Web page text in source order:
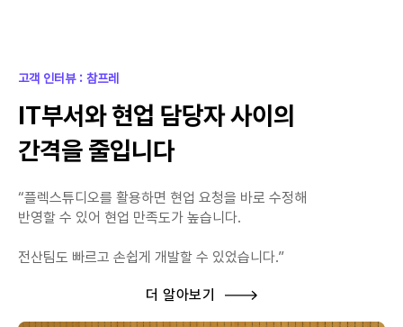
고객 인터뷰 : 참프레
IT부서와 현업 담당자 사이의
간격을 줄입니다
“플렉스튜디오를 활용하면 현업 요청을 바로 수정해
반영할 수 있어 현업 만족도가 높습니다.
전산팀도 빠르고 손쉽게 개발할 수 있었습니다.”
더 알아보기